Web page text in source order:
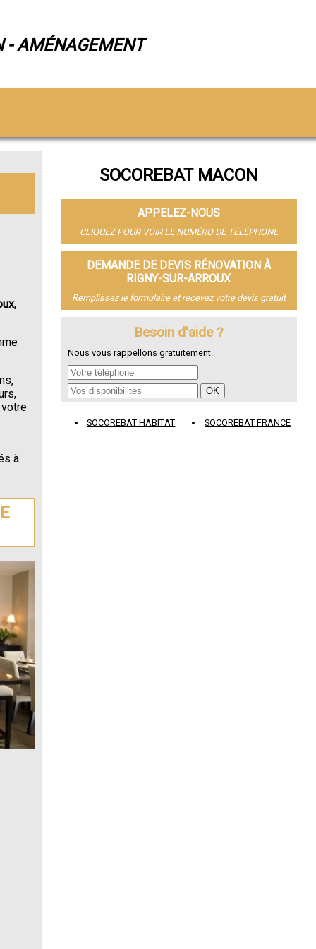
- AMÉNAGEMENT
,
à
SOCOREBAT MACON
APPELEZ-NOUS
CLIQUEZ POUR VOIR LE NUMÉRO DE TÉLÉPHONE
DEMANDE DE DEVIS RÉNOVATION À
RIGNY-SUR-ARROUX
Remplissez le formulaire et recevez votre devis gratuit
Besoin d'aide ?
Nous vous rappellons gratuitement.
SOCOREBAT HABITAT SOCOREBAT FRANCE